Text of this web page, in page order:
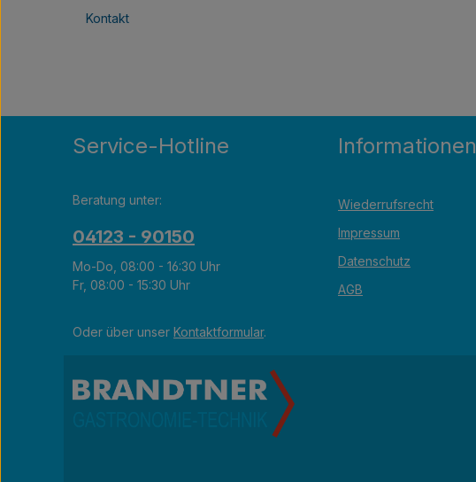
Kontakt
Service-Hotline
Beratung unter:
04123 - 90150
Mo-Do, 08:00 - 16:30 Uhr
Fr, 08:00 - 15:30 Uhr
Oder über unser Kontaktformular.
Informationen
Wiederrufsrecht
Impressum
Datenschutz
AGB